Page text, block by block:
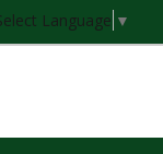
Language ▼